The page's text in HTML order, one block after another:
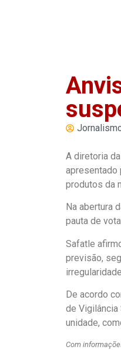
A diretoria
apresentado
produtos da
Na abertura
pauta de
Safatle
previsão,
De acordo
de Vigilância
unidade,
Com